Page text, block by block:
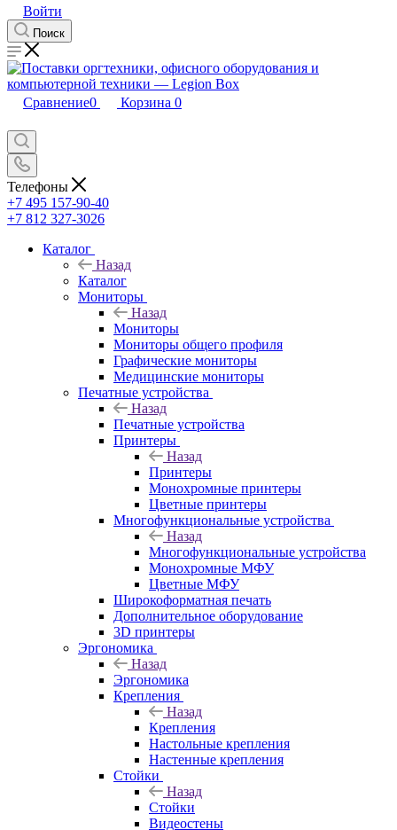
Войти
Поиск
Сравнение0 Корзина 0
Телефоны
+7 495 157-90-40
+7 812 327-3026
Каталог
Назад
Каталог
Мониторы
Назад
Мониторы
Мониторы общего профиля
Графические мониторы
Медицинские мониторы
Печатные устройства
Назад
Печатные устройства
Принтеры
Назад
Принтеры
Моноxромныe принтеры
Цвeтныe принтеры
Многофункциональные устройства
Назад
Многофункциональные устройства
Монохромные МФУ
Цветные МФУ
Широкоформатная печать
Дополнительное оборудование
3D принтеры
Эргономика
Назад
Эргономика
Крепления
Назад
Крепления
Настольные крепления
Настенные крепления
Стойки
Назад
Стойки
Видеостены